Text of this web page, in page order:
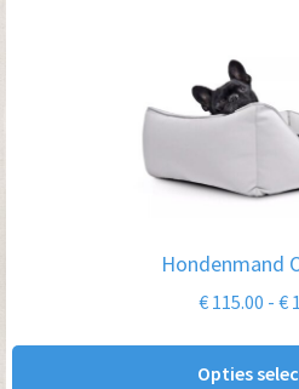
Hondenmand
€115.00 - €
Opties
Deze
op